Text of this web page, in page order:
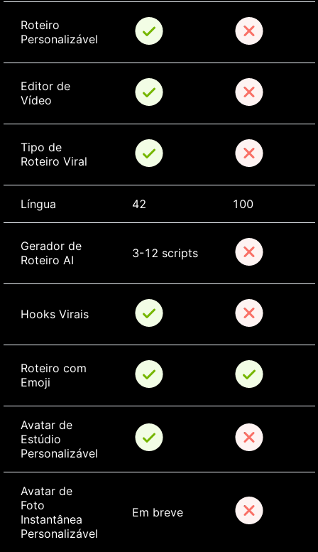
Roteiro
Personalizável
Editor de
Vídeo
Tipo de
Roteiro Viral
Língua 42 100
Gerador de
Roteiro AI
3-12 scripts
Hooks Virais
Roteiro com
Emoji
Avatar de
Estúdio
Personalizável
Avatar de
Foto
Instantânea
Personalizável
Em breve